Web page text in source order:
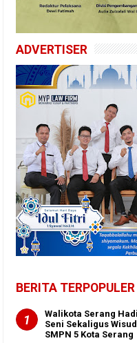
ADVERTISER
BERITA TERPOPULER
Walikota Serang
Seni Sekaligus
SMPN 5 Kota Serang